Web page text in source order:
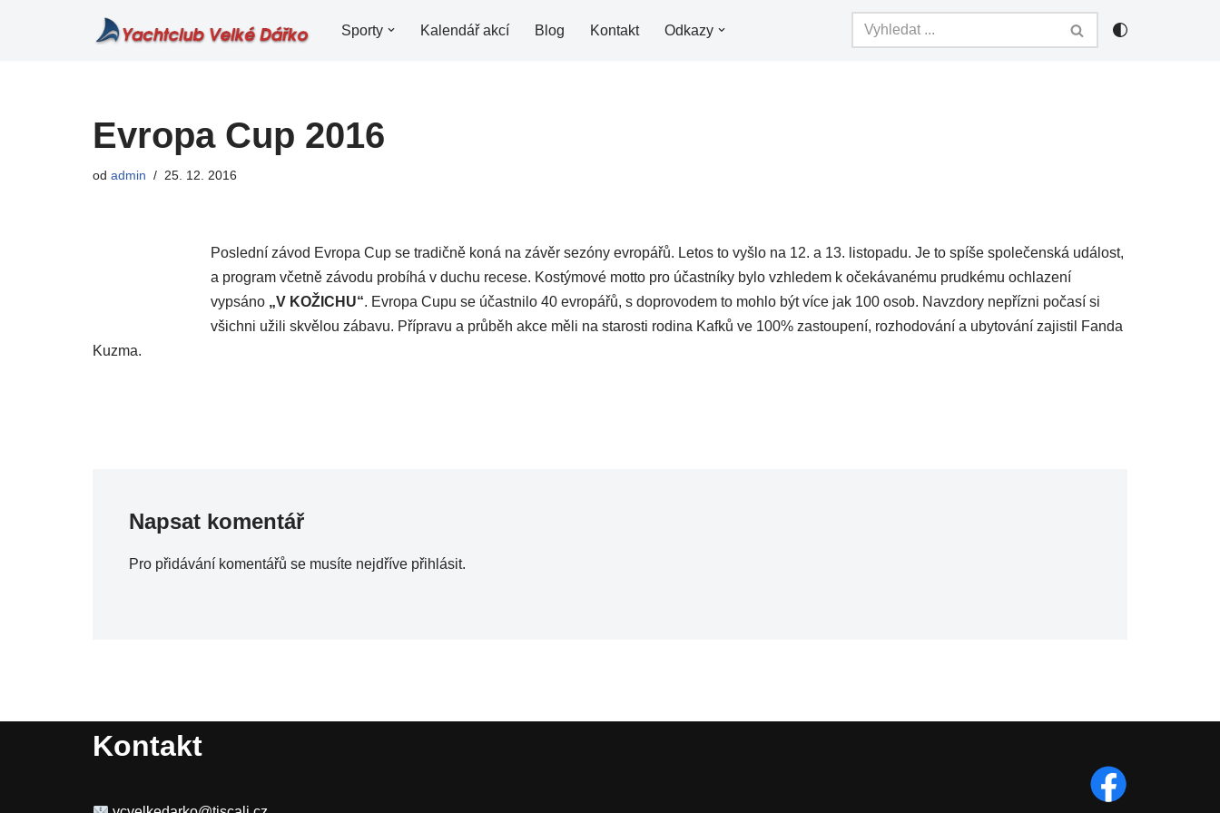
Sporty Kalendář akcí Blog Kontakt Odkazy
Evropa Cup 2016
od admin 25. 12. 2016
Poslední závod Evropa Cup se tradičně koná na závěr sezóny evropářů. Letos to vyšlo na 12. a 13. listopadu. Je to spíše společenská událost,
a program včetně závodu probíhá v duchu recese. Kostýmové motto pro účastníky bylo vzhledem k očekávanému prudkému ochlazení
vypsáno „V KOŽICHU“. Evropa Cupu se účastnilo 40 evropářů, s doprovodem to mohlo být více jak 100 osob. Navzdory nepřízni počasí si
všichni užili skvělou zábavu. Přípravu a průběh akce měli na starosti rodina Kafků ve 100% zastoupení, rozhodování a ubytování zajistil Fanda
Kuzma.
Napsat komentář
Pro přidávání komentářů se musíte nejdříve přihlásit.
Kontakt